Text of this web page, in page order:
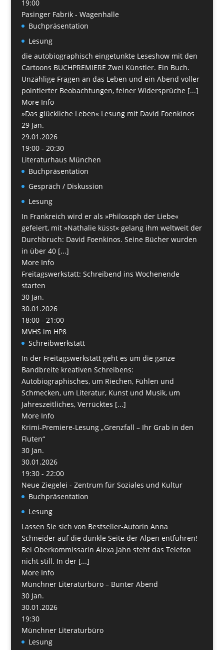
19:00
Pasinger Fabrik - Wagenhalle
Buchpräsentation
Lesung
die autobiographisch eingetunkte Leseshow mit den
Cartoons BUCHPREMIERE Zwei Künstler. Ein Buch.
Unzählige Fragen an das Leben und ein Abend voller
pointierter Beobachtungen, feiner Widersprüche [...]
More Info
»Das glückliche Leben« Lesung mit David Foenkinos
29 Jan.
29.01.2026
19:00 - 20:30
Literaturhaus München
Buchpräsentation
Gespräch / Diskussion
Lesung
In Frankreich wird er als »Philosoph der Liebe«
gefeiert, mit »Nathalie küsst« gelang ihm weltweit der
Durchbruch: David Foenkinos. Seine Bücher wurden
in über 40 [...]
More Info
Freitagswerkstatt: Schreibend ins Wochenende
starten
30 Jan.
30.01.2026
18:00 - 21:00
MVHS im HP8
Schreibwerkstatt
In der Freitagswerkstatt geht es um die ganze
Bandbreite kreativen Schreibens:
Autobiographisches, um Riechen, Fühlen und
Schmecken, um Literatur, Kunst und Musik, um
Jahreszeitliches, Verrücktes [...]
More Info
Krimi-Premiere-Lesung „Grenzfall – Ihr Grab in den
Fluten“
30 Jan.
30.01.2026
19:30 - 22:00
Neue Ziegelei - Zentrum für Soziales und Kultur
Buchpräsentation
Lesung
Lassen Sie sich von Bestseller-Autorin Anna
Schneider auf die dunkle Seite der Alpen entführen!
Bei Oberkommissarin Alexa Jahn steht das Telefon
nicht still. In der [...]
More Info
Münchner Literaturbüro – Bunter Abend
30 Jan.
30.01.2026
19:30
Münchner Literaturbüro
Lesung